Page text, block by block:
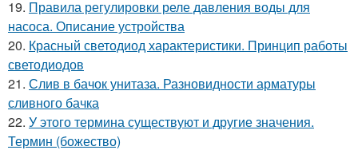
19. Правила регулировки реле давления воды для
насоса. Описание устройства
20. Красный светодиод характеристики. Принцип работы
светодиодов
21. Слив в бачок унитаза. Разновидности арматуры
сливного бачка
22. У этого термина существуют и другие значения.
Термин (божество)